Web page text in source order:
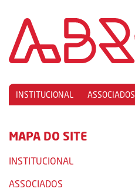
INSTITUCIONAL ASSOCIADOS
MAPA DO SITE
INSTITUCIONAL
ASSOCIADOS